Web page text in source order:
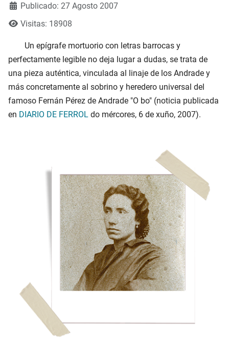
Publicado: 27 Agosto 2007
Visitas: 18908
Un epígrafe mortuorio con letras barrocas y
perfectamente legible no deja lugar a dudas, se trata de
una pieza auténtica, vinculada al linaje de los Andrade y
más concretamente al sobrino y heredero universal del
famoso Fernán Pérez de Andrade "O bo" (noticia publicada
en DIARIO DE FERROL do mércores, 6 de xuño, 2007).